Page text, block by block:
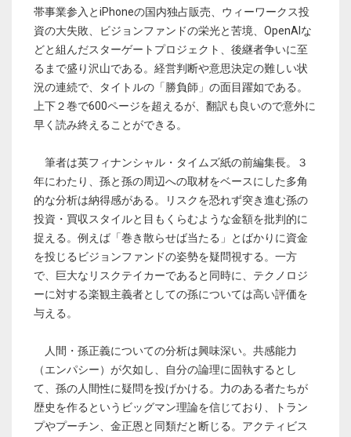
帯事業参入とiPhoneの国内独占販売、ウィーワークス投
資の大失敗、ビジョンファンドの栄光と苦境、OpenAIな
どと組んだスターゲートプロジェクト、後継者争いに至
るまで盛り沢山である。経営判断や意思決定の難しい状
況の連続で、タイトルの「勝負師」の面目躍如である。
上下２巻で600ページを超えるが、翻訳も良いので意外に
早く読み終えることができる。
筆者は英フィナンシャル・タイムズ紙の前編集長。３
年にわたり、孫と孫の周辺への取材をベースにした多角
的な分析は納得感がある。リスクを恐れず突き進む孫の
投資・買収スタイルと目もくらむような金額を批判的に
捉える。例えば「巻き散らせば当たる」とばかりに資金
を投じるビジョンファンドの姿勢を疑問視する。一方
で、巨大なリスクテイカーであると同時に、テクノロジ
ーに対する楽観主義者としての孫については高い評価を
与える。
人間・孫正義についての分析は興味深い。共感能力
（エンパシー）が欠如し、自分の論理に固執するとし
て、孫の人間性に疑問を投げかける。力のある者たちが
歴史を作るというビッグマン理論を信じており、トラン
プやプーチン、金正恩と同類だと断じる。アクティビス